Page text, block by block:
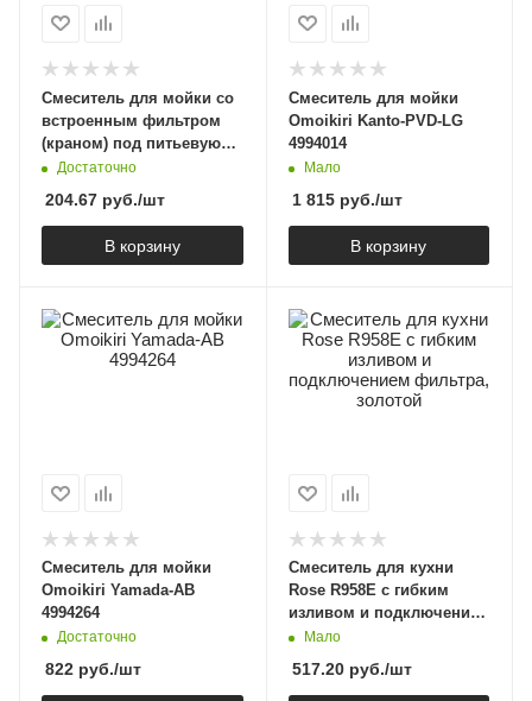
Смеситель для мойки со
встроенным фильтром
(краном) под питьевую
воду Ledeme H55 L4055-3
Достаточно
204.67 руб./шт
В корзину
Смеситель для мойки
Omoikiri Kanto-PVD-LG
4994014
Мало
1 815руб./шт
В корзину
Смеситель для мойки
Omoikiri Yamada-AB
4994264
Достаточно
822 руб./шт
Смеситель для кухни
Rose R958E с гибким
изливом и подключением
фильтра, золотой
Мало
517.20руб./шт